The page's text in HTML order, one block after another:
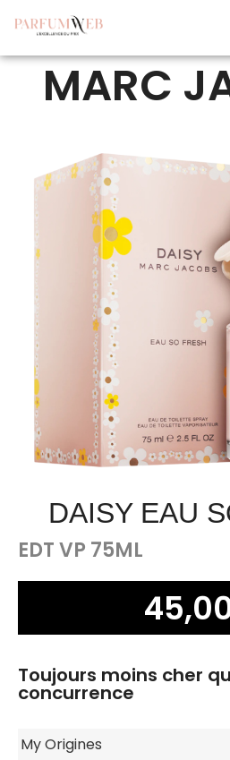
MARC
DAISY EAU
EDT VP 75ML
Toujours moins cher
concurrence
My Origines